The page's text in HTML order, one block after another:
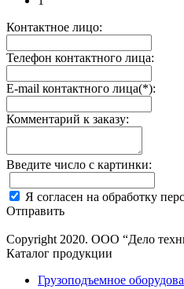
Контактное лицо:
Телефон контактного лица:
E-mail контактного лица(*):
Комментарий к заказу:
Введите число с картинки:
Я согласен на обработку
Отправить
Copyright 2020. ООО “Дело
Каталог продукции
Грузоподъемное